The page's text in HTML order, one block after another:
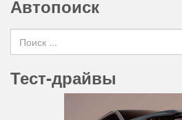
Автопоиск
Search for
Тест-драйвы